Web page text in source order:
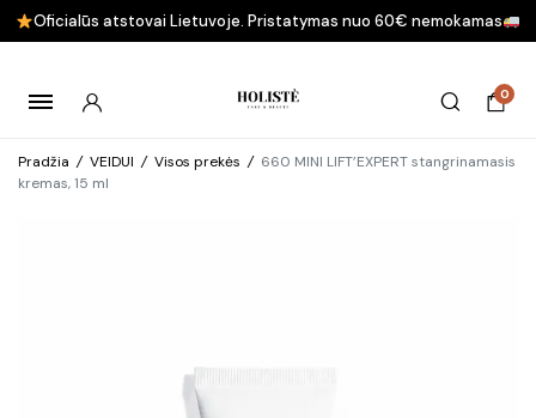
Oficialūs atstovai Lietuvoje. Pristatymas nuo 60€ nemokamas
0
Pradžia / VEIDUI / Visos prekės / 660 MINI LIFT’EXPERT stangrinamasis
kremas, 15 ml